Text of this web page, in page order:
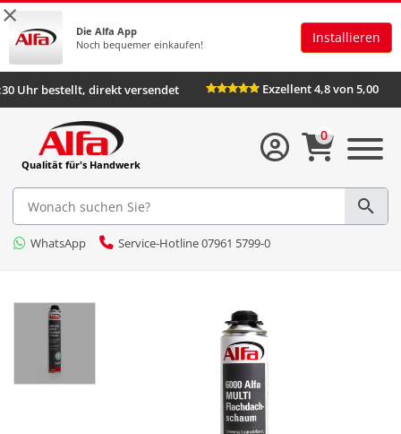
×
Die Alfa App
Noch bequemer einkaufen!
Installieren
16:30 Uhr bestellt, direkt versendet Exzellent 4,8 von 5,00
Qualität für's Handwerk
WhatsApp Service-Hotline 07961 5799-0
0